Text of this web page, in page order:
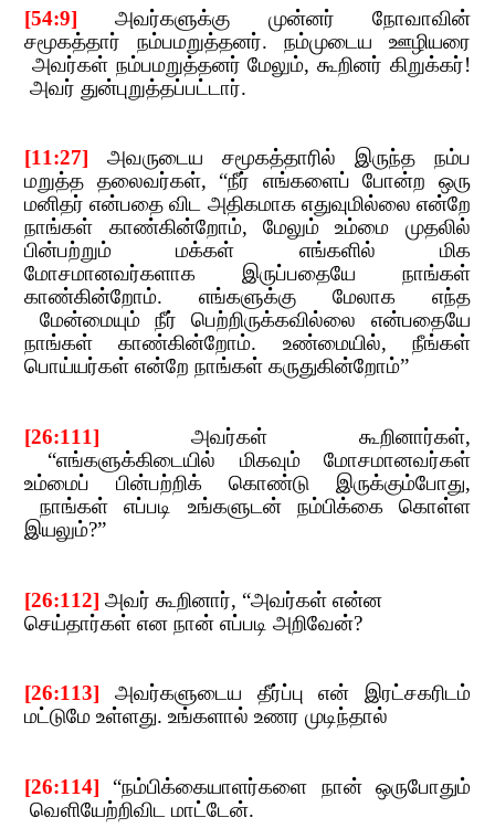
[54:9] ​​அவர்களுக்கு முன்னர் நோவாவின்
சமூகத்தார் நம்பமறுத்தனர். நம்முடைய​​ ஊழியரை
அவர்கள் நம்பமறுத்தனர் மேலும்,​​ கூறினர் ​​ கிறுக்கர்!
அவர் துன்புறுத்தப்பட்டார்.
[11:27] ​​அவருடைய ​​ சமூகத்தாரில் இருந்த நம்ப
மறுத்த தலைவர்கள், “நீர் எங்களைப் போன்ற ஒரு
மனிதர் என்பதை விட அதிகமாக எதுவுமில்லை என்றே
நாங்கள் காண்கின்றோம்,​​மேலும் உம்மை முதலில்
பின்பற்றும் மக்கள் எங்களில் மிக
மோசமானவர்களாக இருப்பதையே நாங்கள்
காண்கின்றோம். எங்களுக்கு மேலாக எந்த​​
மேன்மையும் நீர் பெற்றிருக்கவில்லை என்பதையே
நாங்கள் காண்கின்றோம். உண்மையில்,​​ நீங்கள்
பொய்யர்கள் என்றே நாங்கள் கருதுகின்றோம்”​​
[26:111] அவர்கள் கூறினார்கள்,
“எங்களுக்கிடையில் மிகவும் மோசமானவர்கள்
உம்மைப் பின்பற்றிக் கொண்டு இருக்கும்போது,​​
நாங்கள் எப்படி உங்களுடன் நம்பிக்கை கொள்ள
இயலும்?”​​
[26:112] ​​அவர் கூறினார், “அவர்கள் என்ன
செய்தார்கள் என நான் எப்படி அறிவேன்?
[26:113]
அவர்களுடைய தீர்ப்பு என் இரட்சகரிடம்
மட்டுமே உள்ளது. உங்களால் உணர முடிந்தால்
[26:114] “நம்பிக்கையாளர்களை நான் ஒருபோதும்​​
வெளியேற்றிவிட மாட்டேன்.